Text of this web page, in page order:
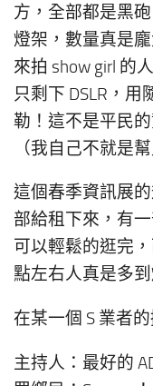
方，全部都是黑
燈架，數量真是
來拍 show girl 的
只剩下 DSLR，
勒！這不是平民
（我自己不就是
這個春季資訊展
部給租下來，有
可以輕鬆的逛完
點左右人真是多到
在某一個 S 業者
主持人：最好的